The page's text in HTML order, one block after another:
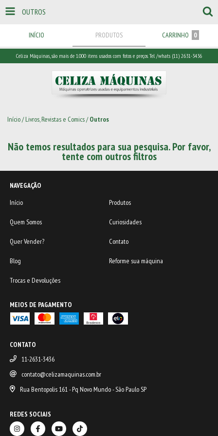
OUTROS
INÍCIO PRODUTOS CARRINHO 0
Celiza Máquinas, são mais de 1.000 itens usados com fotos e preços. Tel /whats (11) 2631-3436
Início/ Livros, Revistas e Comics/ Outros
Não temos resultados para sua pesquisa. Por favor,
tente com outros filtros
NAVEGAÇÃO
Início
Produtos
Quem Somos Curiosidades
Quer Vender? Contato
Blog Reforme sua máquina
Trocas e Devoluções
MEIOS DE PAGAMENTO
CONTATO
11-2631-3436
contato@celizamaquinas.com.br
Rua Bentopolis 161 - Pq Novo Mundo - São Paulo SP
REDES SOCIAIS